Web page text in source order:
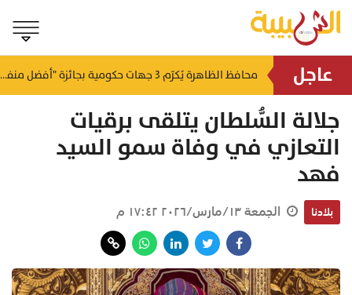
عاجل
منذ ١٩ ساعة منذ ٢٠ ساعة محافظ الظاهرة يُكرّم 3 جهات حكومية بجائزة "أفضل منفذ تقديم خدمة" لعام 2025
جلالة السُّلطان يتلقى برقيات
التعازي في وفاة سمو السيد
فهد
بلادنا الجمعة ١٣/مارس/٢٠٢٦ ١٧:٤٢ م